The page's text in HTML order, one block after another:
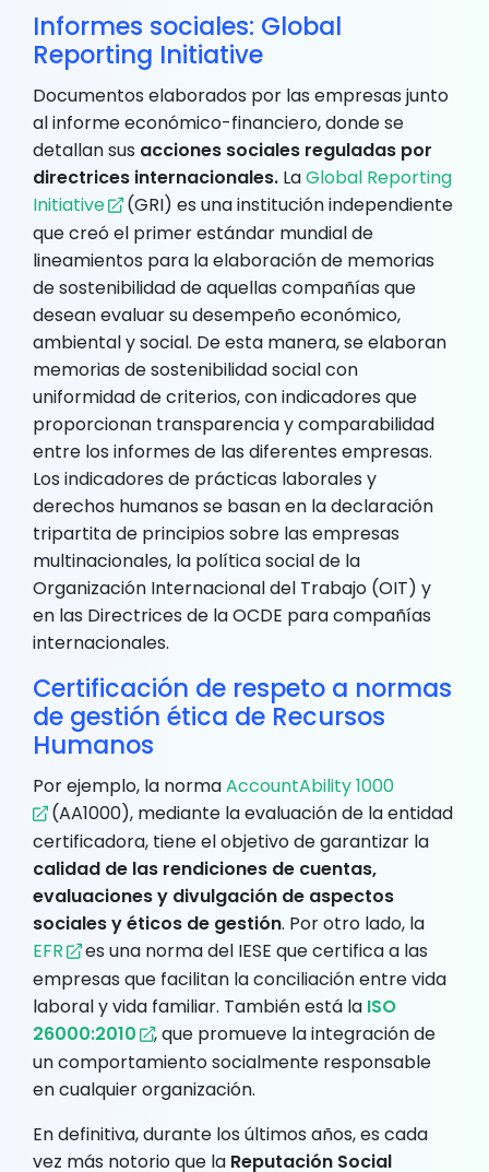
Informes sociales: Global
Reporting Initiative
Documentos elaborados por las empresas junto
al informe económico-financiero, donde se
detallan sus acciones sociales reguladas por
directrices internacionales. LaGlobal Reporting
Initiative
(GRI) es una institución independiente
que creó el primer estándar mundial de
lineamientos para la elaboración de memorias
de sostenibilidad de aquellas compañías que
desean evaluar su desempeño económico,
ambiental y social. De esta manera, se elaboran
memorias de sostenibilidad social con
uniformidad de criterios, con indicadores que
proporcionan transparencia y comparabilidad
entre los informes de las diferentes empresas.
Los indicadores de prácticas laborales y
derechos humanos se basan en la declaración
tripartita de principios sobre las empresas
multinacionales, la política social de la
Organización Internacional del Trabajo (OIT) y
en las Directrices de la OCDE para compañías
internacionales.
Certificación de respeto a normas
de gestión ética de Recursos
Humanos
Por ejemplo, la normaAccountAbility 1000
(AA1000), mediante la evaluación de la entidad
certificadora, tiene el objetivo de garantizar la
calidad de las rendiciones de cuentas,
evaluaciones y divulgación de aspectos
sociales y éticos de gestión. Por otro lado, la
EFR
es una norma del IESE que certifica a las
empresas que facilitan la conciliación entre vida
laboral y vida familiar. También está la ISO
26000:2010
, que promueve la integración de
un comportamiento socialmente responsable
en cualquier organización.
En definitiva, durante los últimos años, es cada
vez más notorio que la Reputación Social